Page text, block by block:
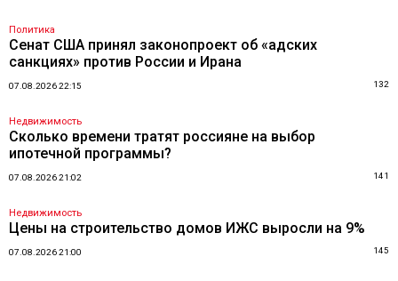
Политика
Сенат США принял законопроект об «адских
санкциях» против России и Ирана
07.08.2026 22:15 132
Недвижимость
Сколько времени тратят россияне на выбор
ипотечной программы?
07.08.2026 21:02 141
Недвижимость
Цены на строительство домов ИЖС выросли на 9%
07.08.2026 21:00 145